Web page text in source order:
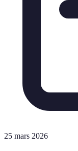
25 mars 2026